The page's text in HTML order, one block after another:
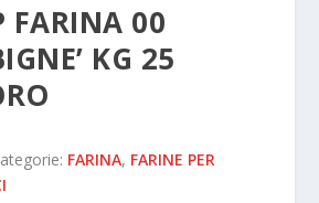
FARINA 00
KG 25
FARINA, FARINE PER